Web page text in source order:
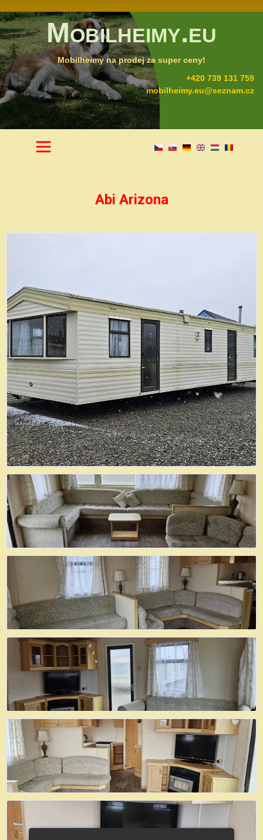
Mobilheimy.eu
Mobilheimy na prodej za super ceny!
+420 739 131 759
mobilheimy.eu@seznam.cz
Abi Arizona